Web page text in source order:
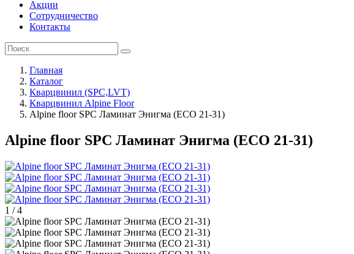
Акции
Сотрудничество
Контакты
Главная
Каталог
Кварцвинил (SPC,LVT)
Кварцвинил Alpine Floor
Alpine floor SPC Ламинат Энигма (ЕСО 21-31)
Alpine floor SPC Ламинат Энигма (ЕСО 21-31)
1 /4